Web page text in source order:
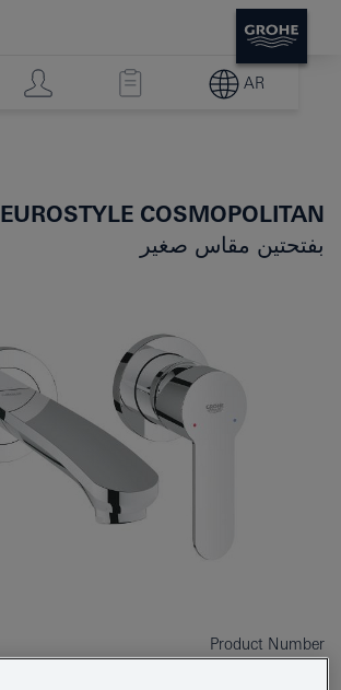
AR
EUROSTYLE COSMOPOLITAN
بفتحتين مقاس صغير
Product Number